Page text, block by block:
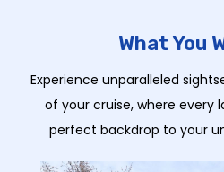
What You
Experience unparalleled
of your cruise, where every
perfect backdrop to your